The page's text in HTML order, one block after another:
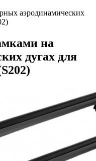
аэродинамических
на
дугах для